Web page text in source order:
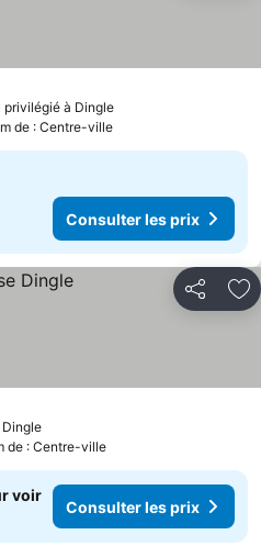
privilégié à Dingle
de : Centre-ville
Consulter les prix
Partager
de : Centre-ville
voir
Consulter les prix